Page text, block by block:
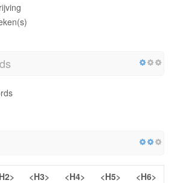
<H3> <H4> <H5>
<H6>